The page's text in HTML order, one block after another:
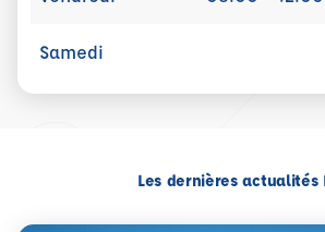
Samedi
Les dernières actualités